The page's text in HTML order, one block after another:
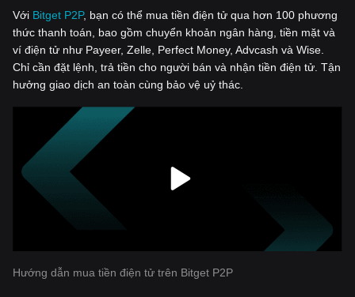
Với ‌Bitget P2P, bạn có thể mua tiền điện tử qua hơn 100 phương
thức thanh toán, bao gồm chuyển khoản ngân hàng, tiền mặt và
ví điện tử như Payeer, Zelle, Perfect Money, Advcash và Wise.
Chỉ cần đặt lệnh, trả tiền cho người bán và nhận tiền điện tử. Tận
hưởng giao dịch an toàn cùng bảo vệ uỷ thác.
Hướng dẫn mua tiền điện tử trên Bitget P2P